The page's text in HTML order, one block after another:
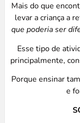
Mais do que
levar a criança a
que poderia ser
Esse tipo de
principalmente,
Porque ensinar
e